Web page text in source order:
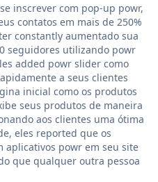
inscrever com pop-up powr,
contatos em mais de 250%
constantly aumentado sua
seguidores utilizando powr
added powr slider como
a seus clientes
inicial como os produtos
seus produtos de maneira
aos clientes uma ótima
eles reported que os
powr em seu site
que qualquer outra pessoa